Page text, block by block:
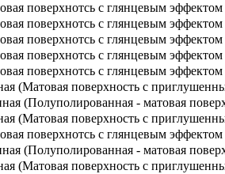
поверхнотсь с глянцевым эффектом
поверхнотсь с глянцевым эффектом
поверхнотсь с глянцевым эффектом
поверхнотсь с глянцевым эффектом
поверхнотсь с глянцевым эффектом
(Матовая поверхность с
(Полуполированная - матовая
(Матовая поверхность с
поверхнотсь с глянцевым эффектом
(Полуполированная - матовая
(Матовая поверхность с